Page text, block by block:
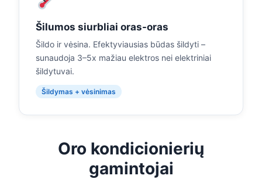
Šilumos siurbliai oras-oras
Šildo ir vėsina. Efektyviausias būdas šildyti –
sunaudoja 3–5x mažiau elektros nei elektriniai
šildytuvai.
Šildymas + vėsinimas
Oro kondicionierių
gamintojai